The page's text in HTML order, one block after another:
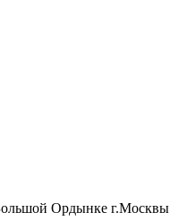
Ордынке г.Москвы